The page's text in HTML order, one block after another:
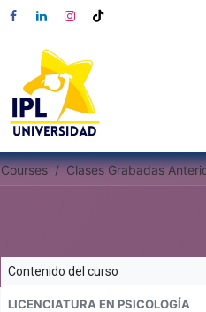
Courses
Contenido del curso
LICENCIATURA EN PSICOLOGÍA